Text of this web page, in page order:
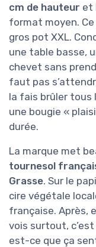
cm de hauteur et
format moyen. Ce
gros pot XXL.
une table basse,
chevet sans
faut pas
la fais brûler tous
une bougie «
durée.
La marque met
tournesol
Grasse. Sur le
cire végétale
française. Après,
vois surtout,
est-ce que ça